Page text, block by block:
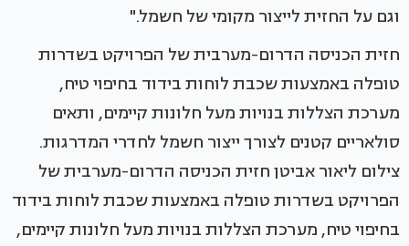
וגם על החזית לייצור מקומי של חשמל."
חזית הכניסה הדרום-מערבית של הפרויקט בשדרות
טופלה באמצעות שכבת לוחות בידוד בחיפוי טיח,
מערכת הצללות בנויות מעל חלונות קיימים, ותאים
סולאריים קטנים לצורך ייצור חשמל לחדרי המדרגות.
צילום ליאור אביטן חזית הכניסה הדרום-מערבית של
הפרויקט בשדרות טופלה באמצעות שכבת לוחות בידוד
בחיפוי טיח, מערכת הצללות בנויות מעל חלונות קיימים,